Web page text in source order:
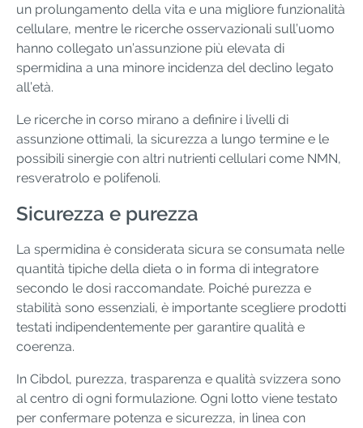
un prolungamento della vita e una migliore funzionalità
cellulare, mentre le ricerche osservazionali sull’uomo
hanno collegato un’assunzione più elevata di
spermidina a una minore incidenza del declino legato
all’età.
Le ricerche in corso mirano a definire i livelli di
assunzione ottimali, la sicurezza a lungo termine e le
possibili sinergie con altri nutrienti cellulari come NMN,
resveratrolo e polifenoli.
Sicurezza e purezza
La spermidina è considerata sicura se consumata nelle
quantità tipiche della dieta o in forma di integratore
secondo le dosi raccomandate. Poiché purezza e
stabilità sono essenziali, è importante scegliere prodotti
testati indipendentemente per garantire qualità e
coerenza.
In Cibdol, purezza, trasparenza e qualità svizzera sono
al centro di ogni formulazione. Ogni lotto viene testato
per confermare potenza e sicurezza, in linea con